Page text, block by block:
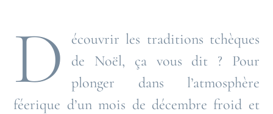
D
écouvrir les traditions tchèques
de Noël, ça vous dit ? Pour
plonger dans l’atmosphère
féerique d’un mois de décembre froid et